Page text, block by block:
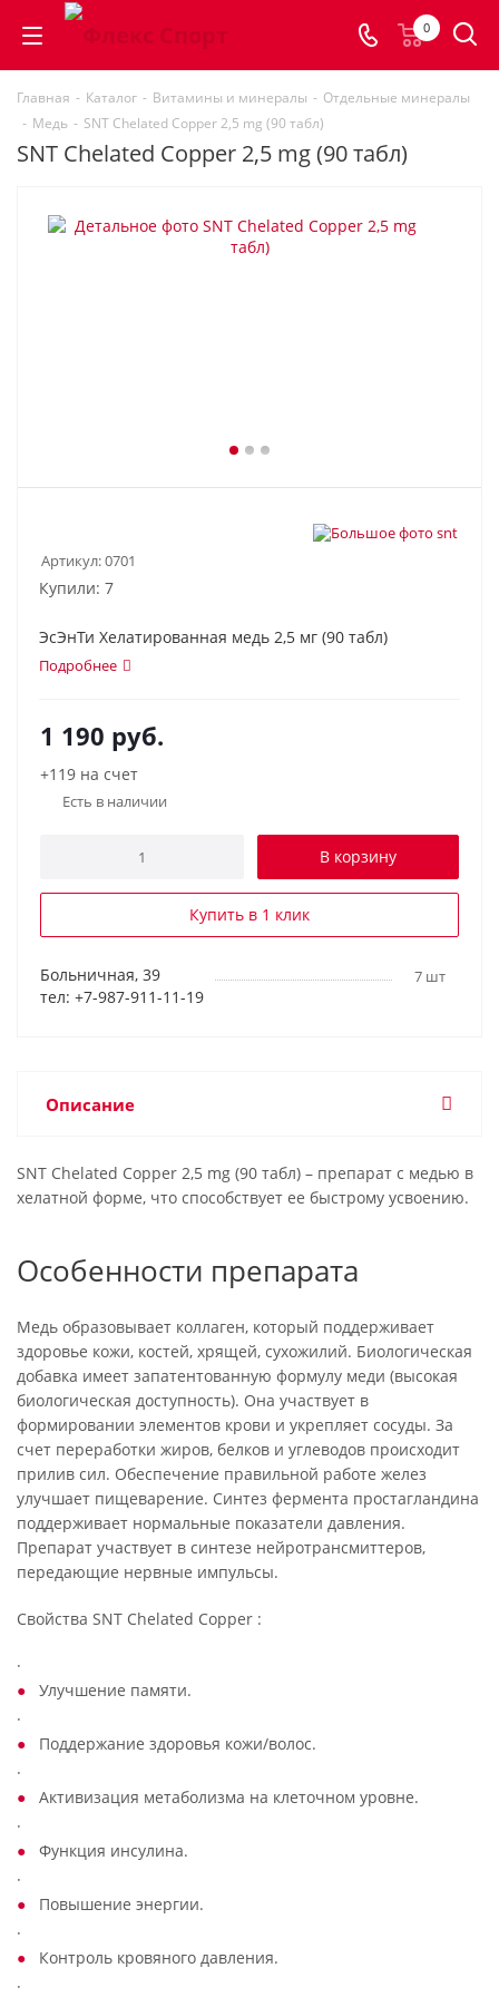
0
Главная - Каталог - Витамины и минералы - Отдельные минералы
- Медь - SNT Chelated Copper 2,5 mg (90 табл)
SNT Chelated Copper 2,5 mg (90 табл)
Артикул:0701
Купили: 7
ЭсЭнТи Хелатированная медь 2,5 мг (90 табл)
Подробнее
1 190 руб.
+119 на счет
Есть в наличии
В корзину
Купить в 1 клик
Больничная, 39
тел: +7-987-911-11-19
7 шт
Описание
SNT Chelated Copper 2,5 mg (90 табл) – препарат с медью в
хелатной форме, что способствует ее быстрому усвоению.
Особенности препарата
Медь образовывает коллаген, который поддерживает
здоровье кожи, костей, хрящей, сухожилий. Биологическая
добавка имеет запатентованную формулу меди (высокая
биологическая доступность). Она участвует в
формировании элементов крови и укрепляет сосуды. За
счет переработки жиров, белков и углеводов происходит
прилив сил. Обеспечение правильной работе желез
улучшает пищеварение. Синтез фермента простагландина
поддерживает нормальные показатели давления.
Препарат участвует в синтезе нейротрансмиттеров,
передающие нервные импульсы.
Свойства SNT Chelated Copper :
·
Улучшение памяти.
·
Поддержание здоровья кожи/волос.
·
Активизация метаболизма на клеточном уровне.
·
Функция инсулина.
·
Повышение энергии.
·
Контроль кровяного давления.
·